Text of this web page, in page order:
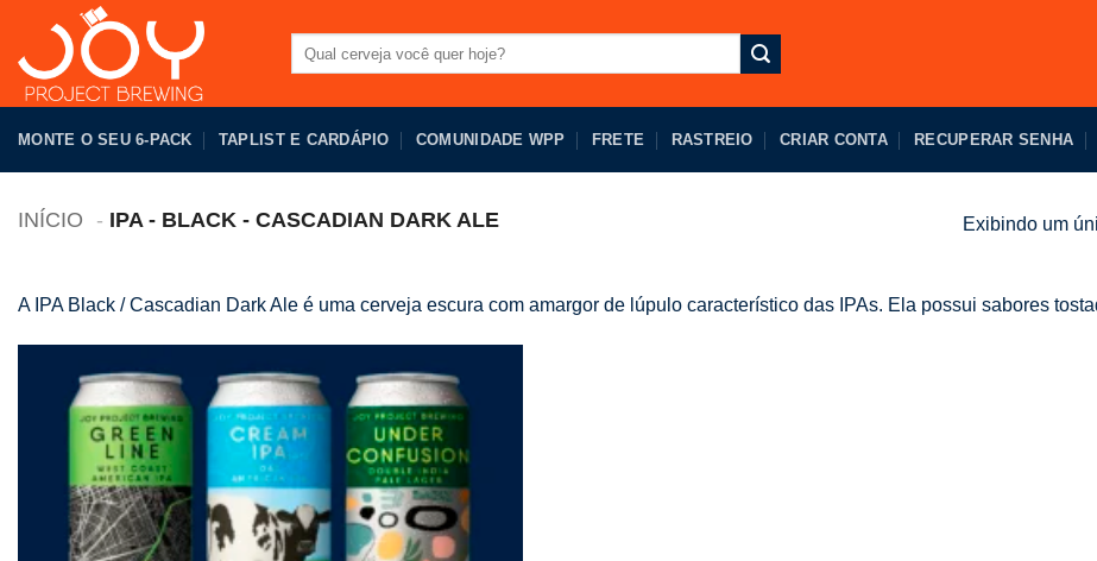
conteúdo
por:
MONTE O SEU 6-PACK TAPLIST E CARDÁPIO COMUNIDADE WPP FRETE RASTREIO CRIAR CONTA RECUPERAR SENHA
INÍCIO IPA - BLACK - CASCADIAN DARK ALE Exibindo um
A IPA Black / Cascadian Dark Ale é uma cerveja escura com amargor de lúpulo característico das IPAs. Ela possui sabores